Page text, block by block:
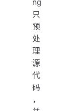
ng
只
预
处
理
源
代
码
，